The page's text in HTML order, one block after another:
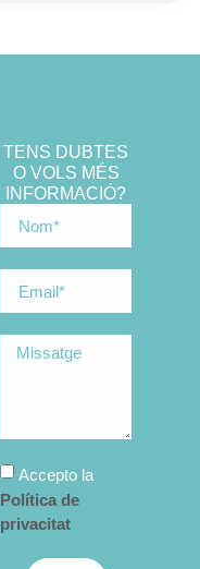
TENS DUBTES
O VOLS MÉS
INFORMACIÓ?
Accepto la
Política de
privacitat